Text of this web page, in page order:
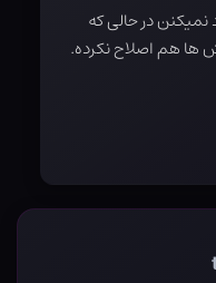
نمیکنن در حالی که
ها هم اصلاح نکرده.